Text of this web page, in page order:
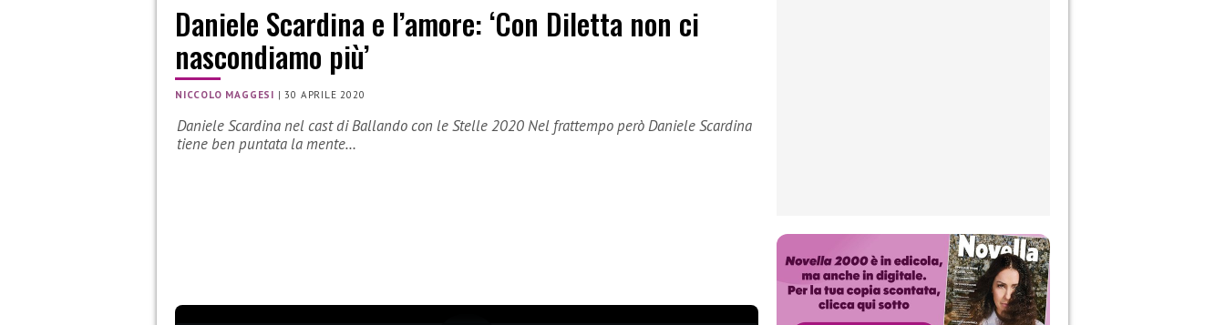
Daniele Scardina e l’amore: ‘Con Diletta non ci
nascondiamo più’
NICCOLO MAGGESI |30 APRILE 2020
Daniele Scardina nel cast di Ballando con le Stelle 2020 Nel frattempo però Daniele Scardina
tiene ben puntata la mente…